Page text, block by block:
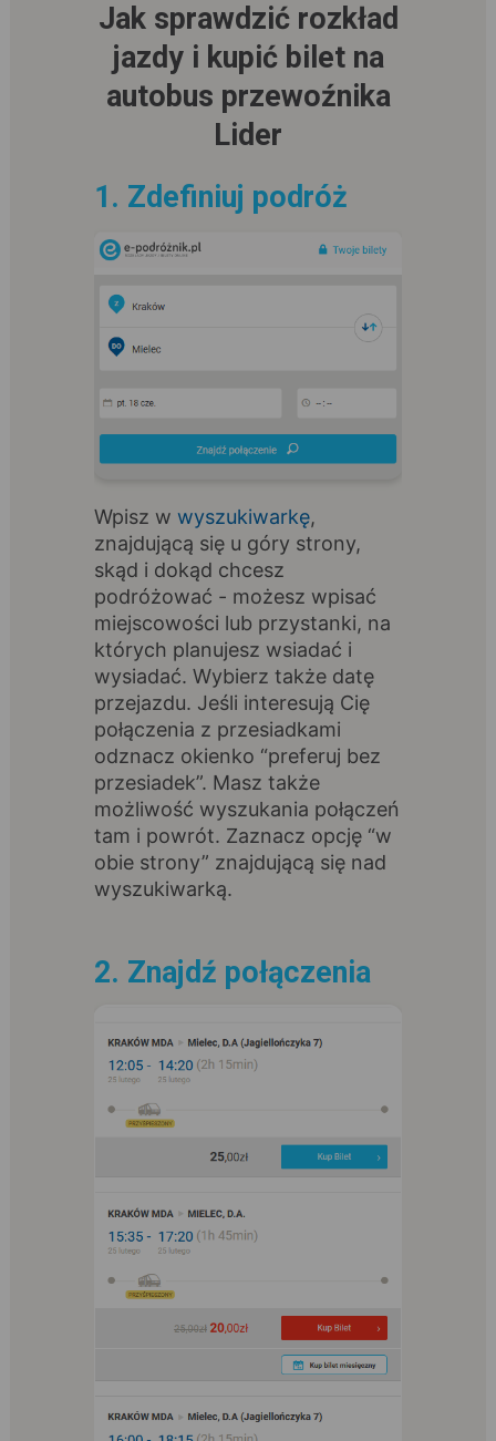
Jak sprawdzić rozkład
jazdy i kupić bilet na
autobus przewoźnika
Lider
1. Zdefiniuj podróż
Wpisz w wyszukiwarkę,
znajdującą się u góry strony,
skąd i dokąd chcesz
podróżować - możesz wpisać
miejscowości lub przystanki, na
których planujesz wsiadać i
wysiadać. Wybierz także datę
przejazdu. Jeśli interesują Cię
połączenia z przesiadkami
odznacz okienko “preferuj bez
przesiadek”. Masz także
możliwość wyszukania połączeń
tam i powrót. Zaznacz opcję “w
obie strony” znajdującą się nad
wyszukiwarką.
2. Znajdź połączenia